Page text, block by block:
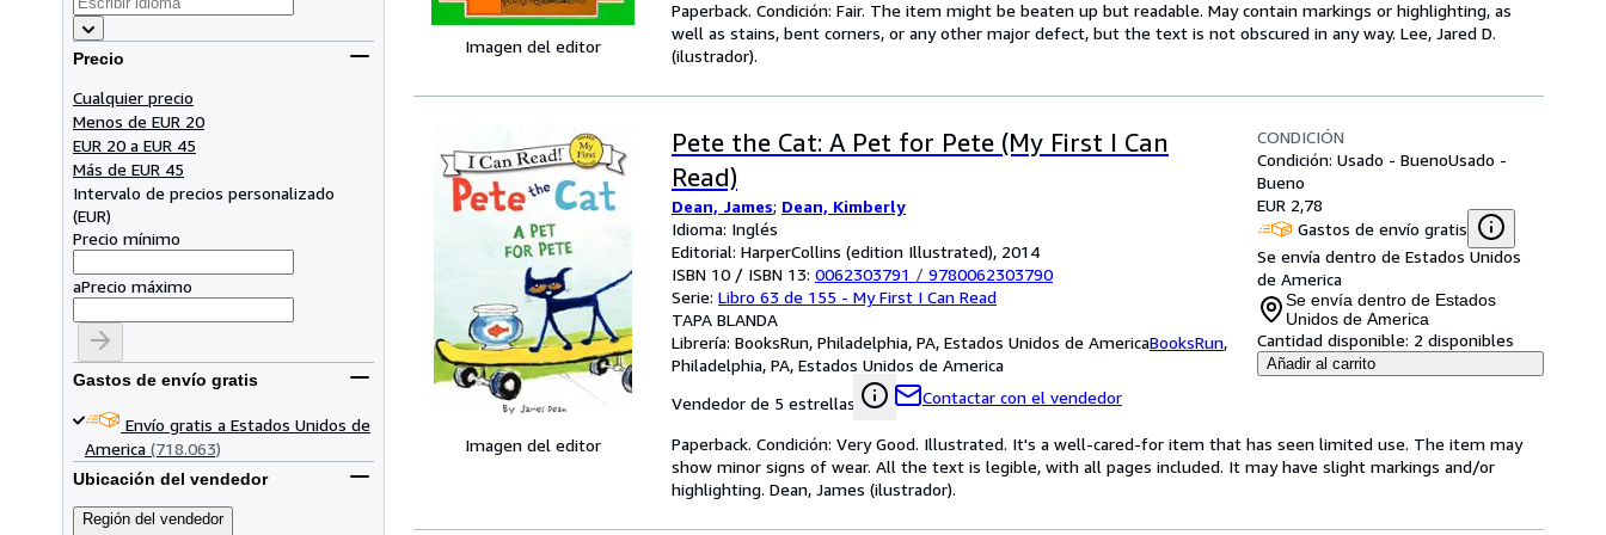
Precio
Cualquier precio
Menos de EUR 20
EUR 20 a EUR 45
Más de EUR 45
Intervalo de precios personalizado
(EUR)
Precio mínimo
aPrecio máximo
Gastos de envío gratis
Envío gratis a Estados Unidos de
America (718.063)
Ubicación del vendedor
Región del vendedor
Imagen del editor
Paperback. Condición: Fair. The item might be beaten up but readable. May contain markings or highlighting, as
well as stains, bent corners, or any other major defect, but the text is not obscured in any way. Lee, Jared D.
(ilustrador).
Imagen del editor
Pete the Cat: A Pet for Pete (My First I Can
Read)
Dean, James; Dean, Kimberly
Idioma: Inglés
Editorial: HarperCollins (edition Illustrated), 2014
ISBN 10 / ISBN 13: 0062303791 / 9780062303790
Serie: Libro 63 de 155 - My First I Can Read
TAPA BLANDA
Librería: BooksRun, Philadelphia, PA, Estados Unidos de AmericaBooksRun,
Philadelphia, PA, Estados Unidos de America
Vendedor de 5 estrellas
Contactar con el vendedor
CONDICIÓN
Condición: Usado - BuenoUsado -
Bueno
EUR 2,78
Gastos de envío gratis
Se envía dentro de Estados Unidos
de America
Se envía dentro de Estados
Unidos de America
Cantidad disponible: 2 disponibles
Añadir al carrito
Paperback. Condición: Very Good. Illustrated. It's a well-cared-for item that has seen limited use. The item may
show minor signs of wear. All the text is legible, with all pages included. It may have slight markings and/or
highlighting. Dean, James (ilustrador).